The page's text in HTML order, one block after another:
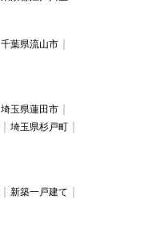
千葉県流山市
埼玉県蓮田市
埼玉県杉戸町
新築一戸建て